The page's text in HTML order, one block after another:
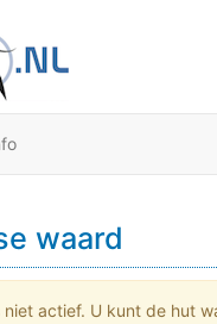
waard
actief. U kunt de hut
2